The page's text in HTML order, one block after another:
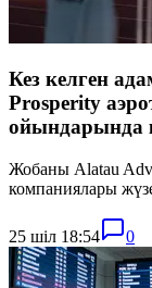
Кез келген
Prosperity
ойындарында
Жобаны Alatau
компаниялары
25 шіл 18:54 0